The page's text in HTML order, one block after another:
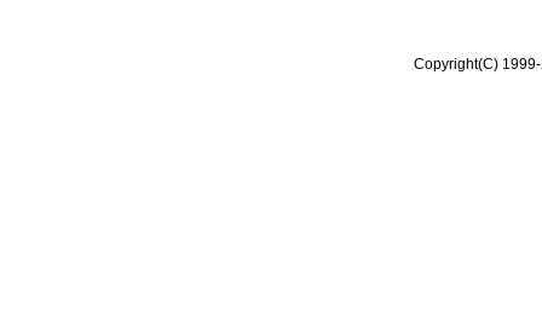
Copyright(C)